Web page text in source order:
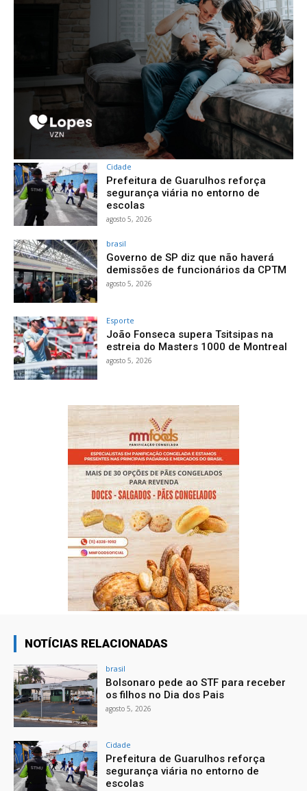
Cidade
Prefeitura de Guarulhos reforça
segurança viária no entorno de
escolas
agosto 5, 2026
brasil
Governo de SP diz que não haverá
demissões de funcionários da CPTM
agosto 5, 2026
Esporte
João Fonseca supera Tsitsipas na
estreia do Masters 1000 de Montreal
agosto 5, 2026
NOTÍCIAS RELACIONADAS
brasil
Bolsonaro pede ao STF para receber
os filhos no Dia dos Pais
agosto 5, 2026
Cidade
Prefeitura de Guarulhos reforça
segurança viária no entorno de
escolas